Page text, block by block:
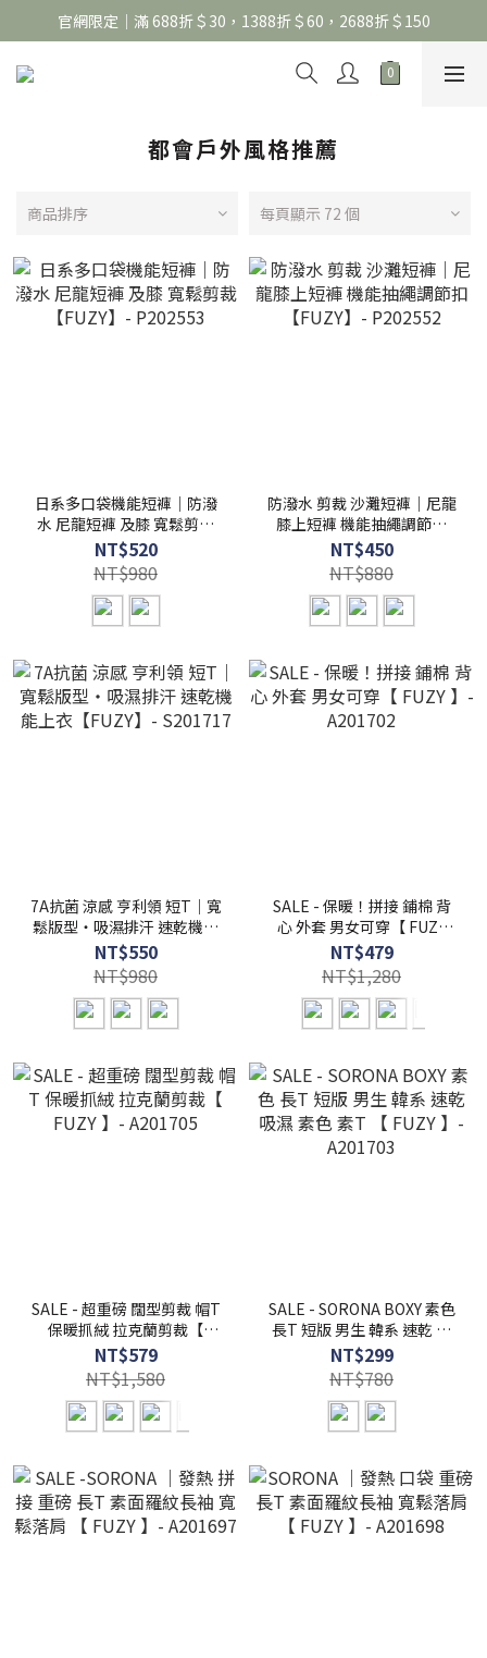
官網限定｜滿 688折＄30，1388折＄60，2688折＄150
官網限定｜滿 688折＄30，1388折＄60，2688折＄150
United Athle系列｜註冊會員299免運
都會戶外風格推薦
商品排序 每頁顯示 72 個
日系多口袋機能短褲｜防潑
水 尼龍短褲 及膝 寬鬆剪裁
【FUZY】- P202553
NT$520
NT$980
防潑水 剪裁 沙灘短褲｜尼龍
膝上短褲 機能抽繩調節扣
【FUZY】- P202552
NT$450
NT$880
7A抗菌 涼感 亨利領 短T｜寬
鬆版型・吸濕排汗 速乾機能
上衣【FUZY】- S201717
NT$550
NT$980
SALE - 保暖！拼接 鋪棉 背
心 外套 男女可穿【 FUZY
】- A201702
NT$479
NT$1,280
SALE - 超重磅 闊型剪裁 帽T
保暖抓絨 拉克蘭剪裁【
FUZY 】- A201705
NT$579
NT$1,580
SALE - SORONA BOXY 素色
長T 短版 男生 韓系 速乾 吸
濕 素色 素T 【 FUZY 】-
A201703
NT$299
NT$780